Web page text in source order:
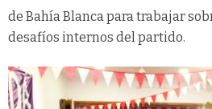
de Bahía Blanca para trabajar
desafíos internos del partido.